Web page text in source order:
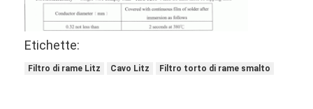
Etichette:
Filtro di rame Litz Cavo Litz Filtro torto di rame smalto